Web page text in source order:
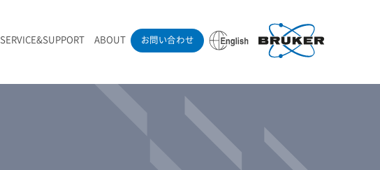
RAMANdrive | ウェハーステージ搭載ラマン顕微鏡
LIBcell | 不活性雰囲気ラマン測定用密閉容器
SERVICE&SUPPORT ABOUT お問い合わせ